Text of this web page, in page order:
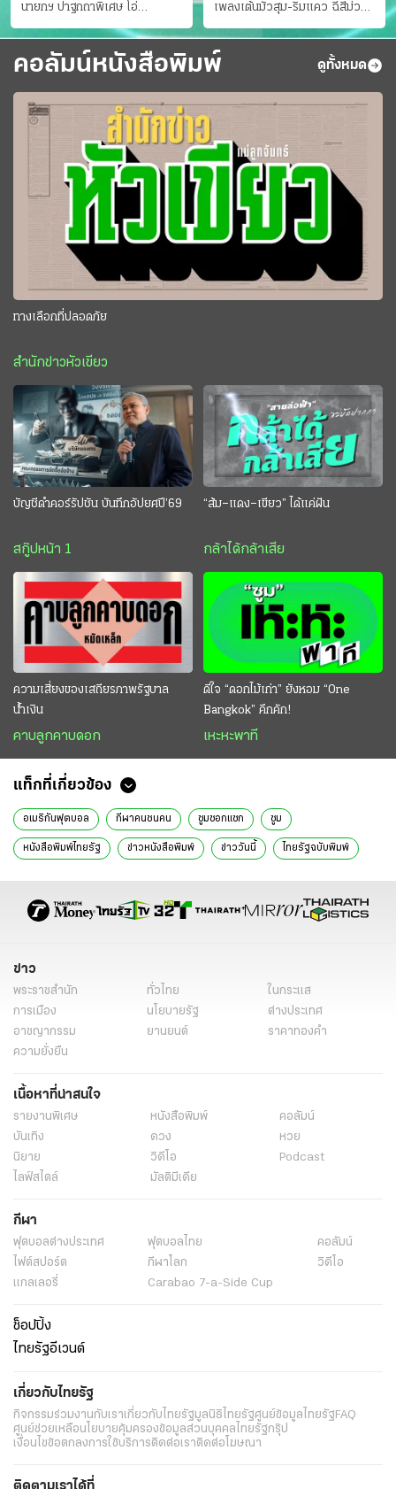
นายกฯ ปาฐกถาพิเศษ โอ่
"อาเซียนหนึ่งเดียว"
เพลงเต้นมั่วสุม-ริมแคว ฉี่สีม่วง
35 ราย
คอลัมน์หนังสือพิมพ์ ดูทั้งหมด
ทางเลือกที่ปลอดภัย
สำนักข่าวหัวเขียว
บัญชีดำคอร์รัปชัน บันทึกอัปยศปี’69
สกู๊ปหน้า 1
“ส้ม–แดง–เขียว” ได้แค่ฝัน
กล้าได้กล้าเสีย
ความเสี่ยงของเสถียรภาพรัฐบาล
น้ำเงิน
คาบลูกคาบดอก
ดีใจ “ดอกไม้เก่า” ยังหอม “One
Bangkok” คึกคัก!
เหะหะพาที
แท็กที่เกี่ยวข้อง
อเมริกันฟุตบอล กีฬาคนชนคน ซูมซอกแซก ซูม
หนังสือพิมพ์ไทยรัฐ ข่าวหนังสือพิมพ์ ข่าววันนี้ ไทยรัฐฉบับพิมพ์
ข่าว
พระราชสำนัก ทั่วไทย
ในกระแส
การเมือง
นโยบายรัฐ
ต่างประเทศ
อาชญากรรม
ยานยนต์
ราคาทองคำ
ความยั่งยืน
เนื้อหาที่น่าสนใจ
รายงานพิเศษ หนังสือพิมพ์
คอลัมน์
บันเทิง
ดวง
หวย
นิยาย
วิดีโอ
Podcast
ไลฟ์สไตล์
มัลติมีเดีย
กีฬา
ฟุตบอลต่่างประเทศ ฟุตบอลไทย
คอลัมน์
ไฟต์สปอร์ต
กีฬาโลก
วิดีโอ
แกลเลอรี่
Carabao 7-a-Side Cup
ช็อปปิ้ง
ไทยรัฐอีเวนต์
เกี่ยวกับไทยรัฐ
กิจกรรมร่วมงานกับเราเกี่ยวกับไทยรัฐมูลนิธิไทยรัฐศูนย์ข้อมูลไทยรัฐFAQ
ศูนย์ช่วยเหลือนโยบายคุ้มครองข้อมูลส่วนบุคคลไทยรัฐกรุ๊ป
เงื่อนไขข้อตกลงการใช้บริการติดต่อเราติดต่อโฆษณา